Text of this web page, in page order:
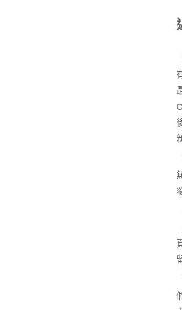
「
「
「
「